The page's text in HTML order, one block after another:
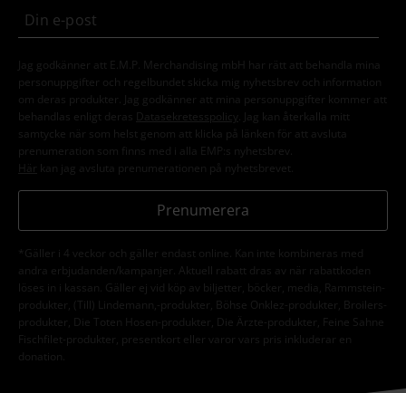
Jag godkänner att E.M.P. Merchandising mbH har rätt att behandla mina
personuppgifter och regelbundet skicka mig nyhetsbrev och information
om deras produkter. Jag godkänner att mina personuppgifter kommer att
behandlas enligt deras
Datasekretesspolicy
. Jag kan återkalla mitt
samtycke när som helst genom att klicka på länken för att avsluta
prenumeration som finns med i alla EMP:s nyhetsbrev.
Här kan jag avsluta prenumerationen på nyhetsbrevet.
Prenumerera
*Gäller i 4 veckor och gäller endast online. Kan inte kombineras med
andra erbjudanden/kampanjer. Aktuell rabatt dras av när rabattkoden
löses in i kassan. Gäller ej vid köp av biljetter, böcker, media, Rammstein-
produkter, (Till) Lindemann,-produkter, Böhse Onklez-produkter, Broilers-
produkter, Die Toten Hosen-produkter, Die Ärzte-produkter, Feine Sahne
Fischfilet-produkter, presentkort eller varor vars pris inkluderar en
donation.